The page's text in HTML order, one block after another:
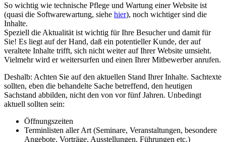
So wichtig wie technische Pflege und Wartung einer Website ist
(quasi die Softwarewartung, siehe hier), noch wichtiger sind die
Inhalte.
Speziell die Aktualität ist wichtig für Ihre Besucher und damit für
Sie! Es liegt auf der Hand, daß ein potentieller Kunde, der auf
veraltete Inhalte trifft, sich nicht weiter auf Ihrer Website umsieht.
Vielmehr wird er weitersurfen und einen Ihrer Mitbewerber anrufen.
Deshalb: Achten Sie auf den aktuellen Stand Ihrer Inhalte. Sachtexte
sollten, eben die behandelte Sache betreffend, den heutigen
Sachstand abbilden, nicht den von vor fünf Jahren. Unbedingt
aktuell sollten sein:
Öffnungszeiten
Terminlisten aller Art (Seminare, Veranstaltungen, besondere
Angebote, Vorträge, Ausstellungen, Führungen etc.)